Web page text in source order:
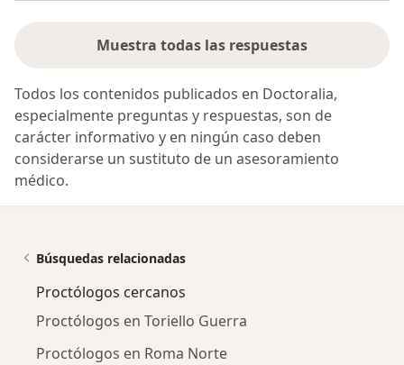
Muestra todas las respuestas
Todos los contenidos publicados en Doctoralia,
especialmente preguntas y respuestas, son de
carácter informativo y en ningún caso deben
considerarse un sustituto de un asesoramiento
médico.
Búsquedas relacionadas
Proctólogos cercanos
Proctólogos en Toriello Guerra
Proctólogos en Roma Norte